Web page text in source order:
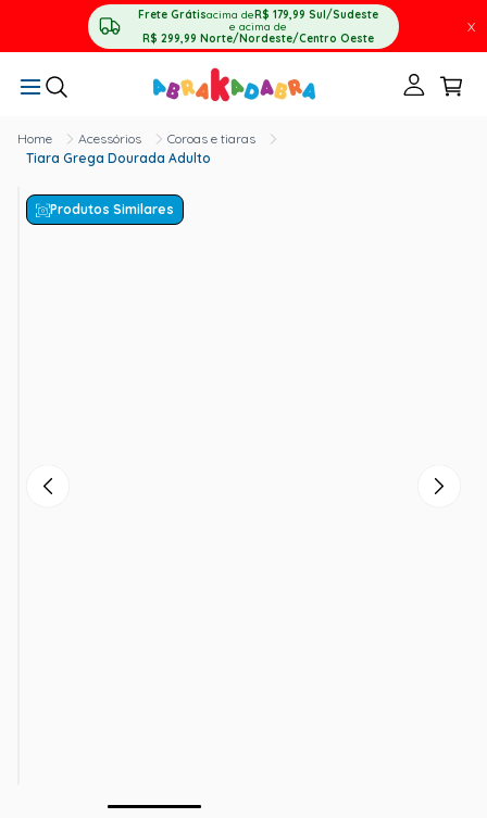
Frete Grátisacima deR$ 179,99 Sul/Sudeste
e acima de
R$ 299,99 Norte/Nordeste/Centro Oeste
X
Acessórios
Coroas e tiaras
Tiara Grega Dourada Adulto
Produtos Similares